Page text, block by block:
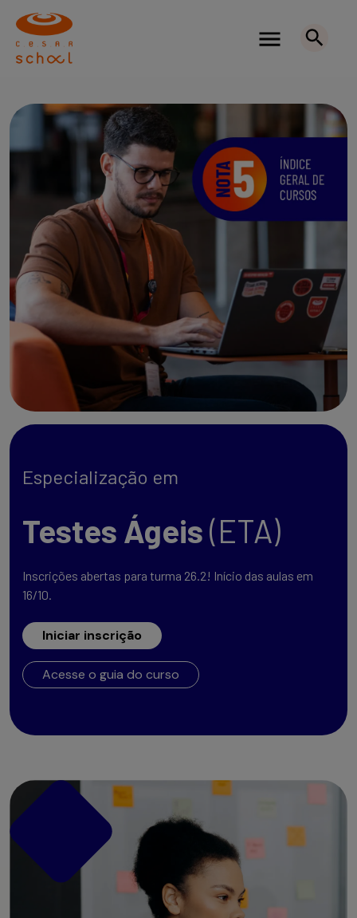
Especialização em
Testes Ágeis(ETA)
Inscrições abertas para turma 26.2! Início das aulas em
16/10.
Iniciar inscrição
Acesse o guia do curso